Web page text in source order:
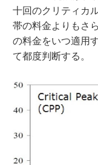
十回のクリティカ
帯の料金よりもさ
の料金をいつ適用
て都度判断する。